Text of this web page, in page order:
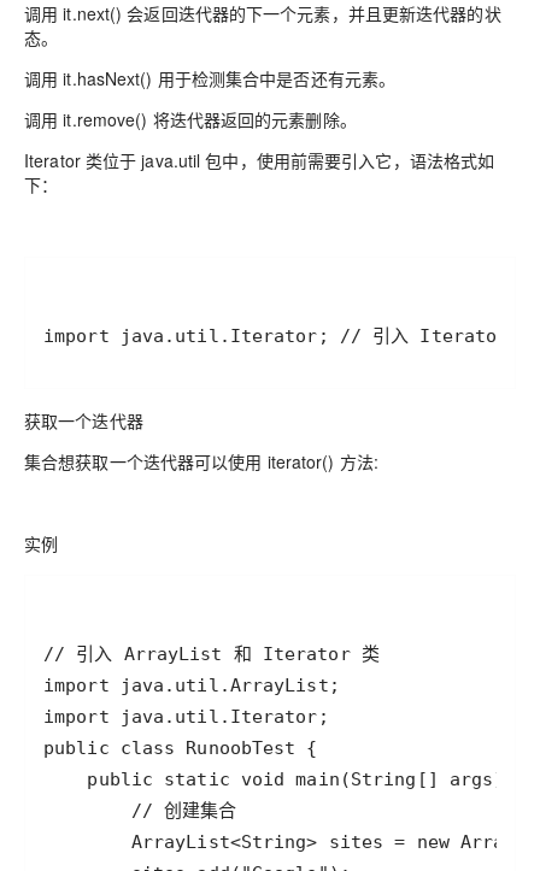
调用 it.next() 会返回迭代器的下一个元素，并且更新迭代器的状
态。
调用 it.hasNext() 用于检测集合中是否还有元素。
调用 it.remove() 将迭代器返回的元素删除。
Iterator 类位于 java.util 包中，使用前需要引入它，语法格式如
下：
import java.util.Iterator; // 引入 Iterator 类
获取一个迭代器
集合想获取一个迭代器可以使用 iterator() 方法:
实例